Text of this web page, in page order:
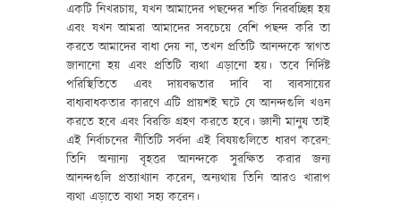
একটি নিখরচায়, যখন আমাদের পছন্দের শক্তি নিরবচ্ছিন্ন হয়
এবং যখন আমরা আমাদের সবচেয়ে বেশি পছন্দ করি তা
করতে আমাদের বাধা দেয় না, তখন প্রতিটি আনন্দকে স্বাগত
জানানো হয় এবং প্রতিটি ব্যথা এড়ানো হয়। তবে নির্দিষ্ট
পরিস্থিতিতে এবং দায়বদ্ধতার দাবি বা ব্যবসায়ের
বাধ্যবাধকতার কারণে এটি প্রায়শই ঘটে যে আনন্দগুলি খণ্ডন
করতে হবে এবং বিরক্তি গ্রহণ করতে হবে। জ্ঞানী মানুষ তাই
এই নির্বাচনের নীতিটি সর্বদা এই বিষয়গুলিতে ধারণ করেন:
তিনি অন্যান্য বৃহত্তর আনন্দকে সুরক্ষিত করার জন্য
আনন্দগুলি প্রত্যাখ্যান করেন, অন্যথায় তিনি আরও খারাপ
ব্যথা এড়াতে ব্যথা সহ্য করেন।